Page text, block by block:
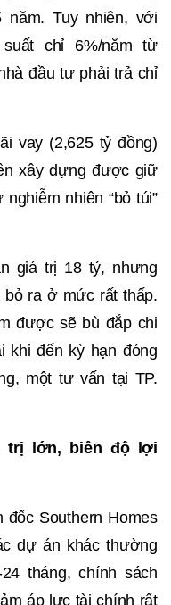
Tuy nhiên, với
suất chỉ 6%/năm từ
đầu tư phải trả chỉ
vay (2,625 tỷ đồng)
xây dựng được giữ
nhiên “bỏ túi”
giá trị 18 tỷ, nhưng
ra ở mức rất thấp.
được sẽ bù đắp chi
khi đến kỳ hạn đóng
một tư vấn tại TP.
trị lớn, biên độ lợi
đốc Southern Homes
dự án khác thường
tháng, chính sách
áp lực tài chính rất